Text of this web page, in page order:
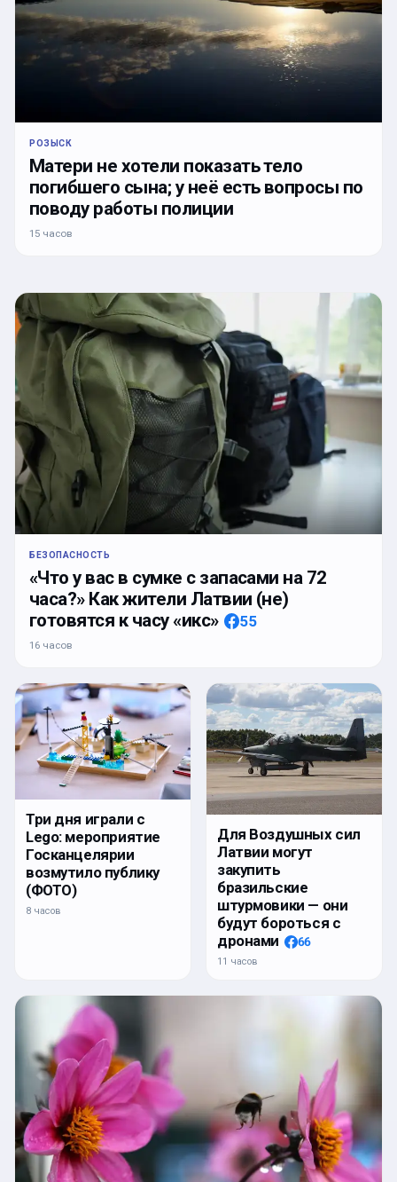
РОЗЫСК
Матери не хотели показать тело
погибшего сына; у неё есть вопросы по
поводу работы полиции
15 часов
БЕЗОПАСНОСТЬ
«Что у вас в сумке с запасами на 72
часа?» Как жители Латвии (не)
готовятся к часу «икс»
55
16 часов
Три дня играли с
Lego: мероприятие
Госканцелярии
возмутило публику
(ФОТО)
8 часов
Для Воздушных сил
Латвии могут
закупить
бразильские
штурмовики — они
будут бороться с
дронами
66
11 часов